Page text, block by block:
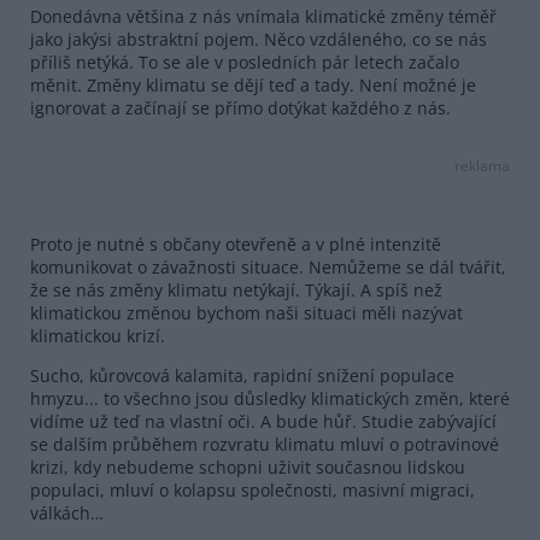
Donedávna většina z nás vnímala klimatické změny téměř
jako jakýsi abstraktní pojem. Něco vzdáleného, co se nás
příliš netýká. To se ale v posledních pár letech začalo
měnit. Změny klimatu se dějí teď a tady. Není možné je
ignorovat a začínají se přímo dotýkat každého z nás.
reklama
Proto je nutné s občany otevřeně a v plné intenzitě
komunikovat o závažnosti situace. Nemůžeme se dál tvářit,
že se nás změny klimatu netýkají. Týkají. A spíš než
klimatickou změnou bychom naši situaci měli nazývat
klimatickou krizí.
Sucho, kůrovcová kalamita, rapidní snížení populace
hmyzu... to všechno jsou důsledky klimatických změn, které
vidíme už teď na vlastní oči. A bude hůř. Studie zabývající
se dalším průběhem rozvratu klimatu mluví o potravinové
krizi, kdy nebudeme schopni uživit současnou lidskou
populaci, mluví o kolapsu společnosti, masivní migraci,
válkách…